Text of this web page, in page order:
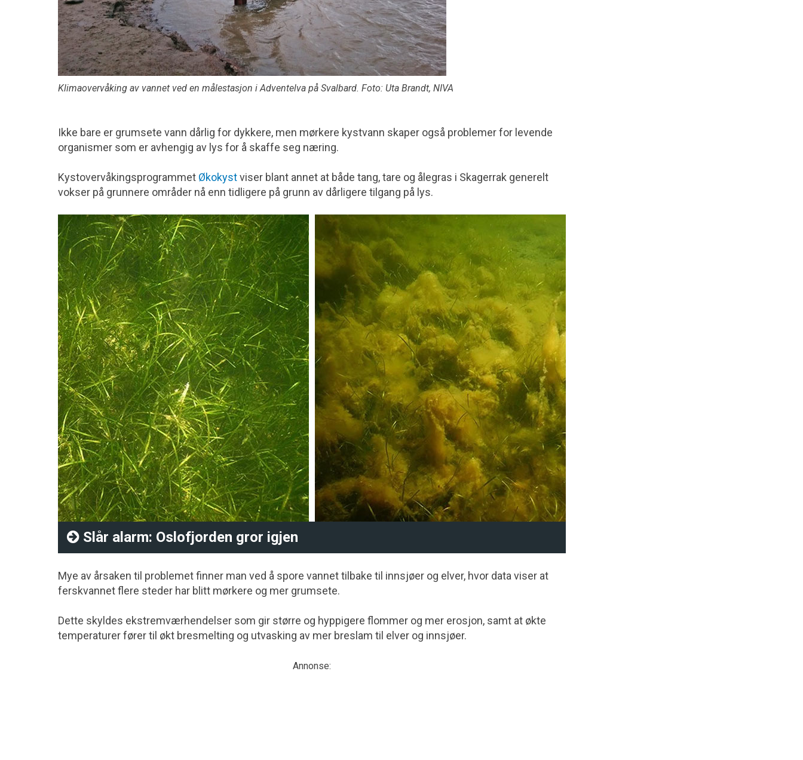
Klimaovervåking av vannet ved en målestasjon i Adventelva på Svalbard. Foto: Uta Brandt, NIVA
Ikke bare er grumsete vann dårlig for dykkere, men mørkere kystvann skaper også problemer for levende
organismer som er avhengig av lys for å skaffe seg næring.
Kystovervåkingsprogrammet Økokystviser blant annet at både tang, tare og ålegras i Skagerrak generelt
vokser på grunnere områder nå enn tidligere på grunn av dårligere tilgang på lys.
Slår alarm: Oslofjorden gror igjen
Mye av årsaken til problemet finner man ved å spore vannet tilbake til innsjøer og elver, hvor data viser at
ferskvannet flere steder har blitt mørkere og mer grumsete.
Dette skyldes ekstremværhendelser som gir større og hyppigere flommer og mer erosjon, samt at økte
temperaturer fører til økt bresmelting og utvasking av mer breslam til elver og innsjøer.
Annonse: